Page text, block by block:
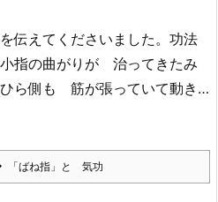
伝えてくださいました。功法
指の曲がりが 治ってきたみ
ら側も 筋が張っていて動き…
「ばね指」と 気功